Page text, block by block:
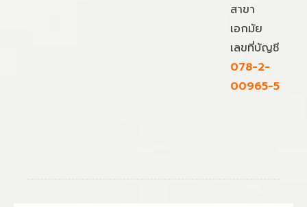
สาขา
เอกมัย
เลขที่บัญชี
078-2-
00965-5